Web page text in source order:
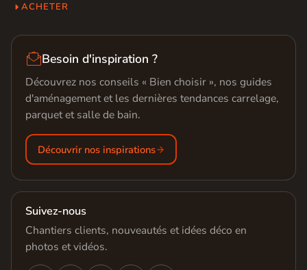
ACHETER
Besoin d'inspiration ?
Découvrez nos conseils « Bien choisir », nos guides
d'aménagement et les dernières tendances carrelage,
parquet et salle de bain.
Découvrir nos inspirations
Suivez-nous
Chantiers clients, nouveautés et idées déco en
photos et vidéos.